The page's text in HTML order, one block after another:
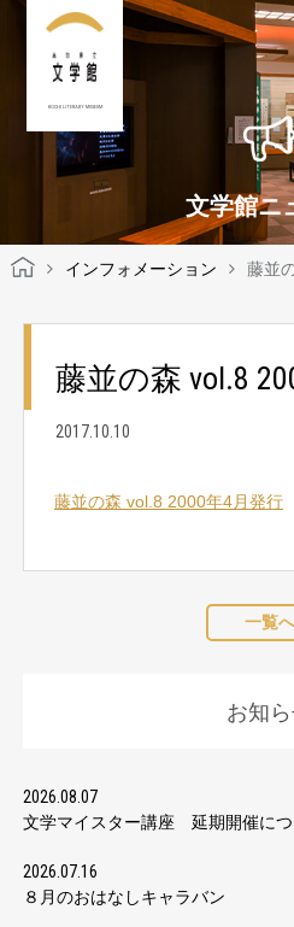
KOCHI LITERARY MUSEUM
文学館ニ
インフォメーション 藤並
藤並の森 vol.8
2017.10.10
藤並の森 vol.8 2000年4月発行
一覧へ
お知
2026.08.07
文学マイスター講座 延期開催につ
2026.07.16
８月のおはなしキャラバン